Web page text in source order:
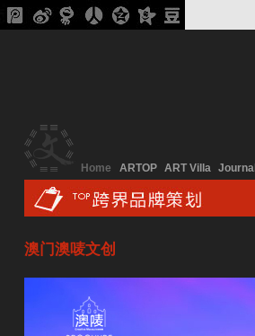
Home ARTOP ART Villa Journal
澳门澳唛文创